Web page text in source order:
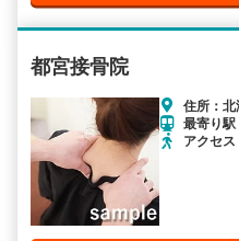
都宮接骨院
住所：
最寄り
アクセ